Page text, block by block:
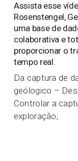
Assista esse
Rosenstengel,
uma base de
colaborativa e
proporcionar o
tempo real.
Da captura de
geólogico –
Controlar a
exploração;